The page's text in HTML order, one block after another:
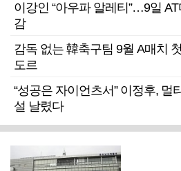
이강인 “아우파 알레티”…9일
감
감독 없는 韓축구팀 9월 A매치
도르
“성공은 자이언츠서” 이정후, 멀
설 날렸다